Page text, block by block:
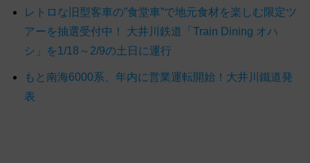
レトロな旧型客車の”食堂車”で地元食材を楽しむ限定ツ
アーを抽選受付中！ 大井川鉄道「Train Dining オハ
シ」を1/18～2/9の土日に運行
もと南海6000系、年内に営業運転開始！大井川鐵道発
表